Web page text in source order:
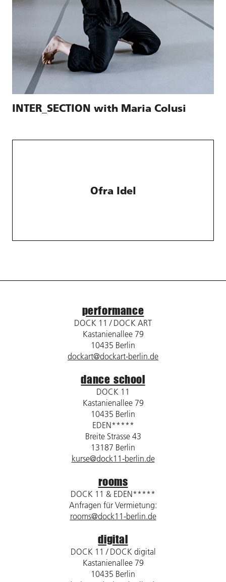
INTER_SECTION with Maria Colusi
Ofra Idel
performance
DOCK 11 / DOCK ART
Kastanienallee 79
10435 Berlin
dockart@dockart-berlin.de
dance school
DOCK 11
Kastanienallee 79
10435 Berlin
EDEN*****
Breite Strasse 43
13187 Berlin
kurse@dock11-berlin.de
rooms
DOCK 11 & EDEN*****
Anfragen für Vermietung:
rooms@dock11-berlin.de
digital
DOCK 11 / DOCK digital
Kastanienallee 79
10435 Berlin